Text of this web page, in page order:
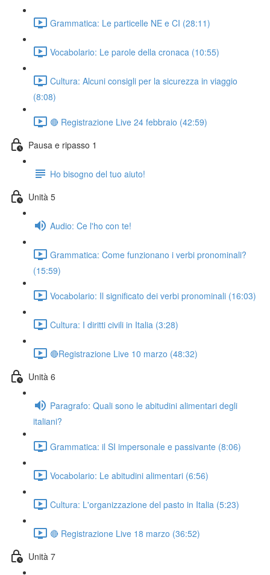
Grammatica: Le particelle NE e CI (28:11)
Vocabolario: Le parole della cronaca (10:55)
Cultura: Alcuni consigli per la sicurezza in viaggio
(8:08)
🔴 Registrazione Live 24 febbraio (42:59)
Pausa e ripasso 1
Ho bisogno del tuo aiuto!
Unità 5
Audio: Ce l'ho con te!
Grammatica: Come funzionano i verbi pronominali?
(15:59)
Vocabolario: Il significato dei verbi pronominali (16:03)
Cultura: I diritti civili in Italia (3:28)
🔴Registrazione Live 10 marzo (48:32)
Unità 6
Paragrafo: Quali sono le abitudini alimentari degli
italiani?
Grammatica: il SI impersonale e passivante (8:06)
Vocabolario: Le abitudini alimentari (6:56)
Cultura: L'organizzazione del pasto in Italia (5:23)
🔴 Registrazione Live 18 marzo (36:52)
Unità 7